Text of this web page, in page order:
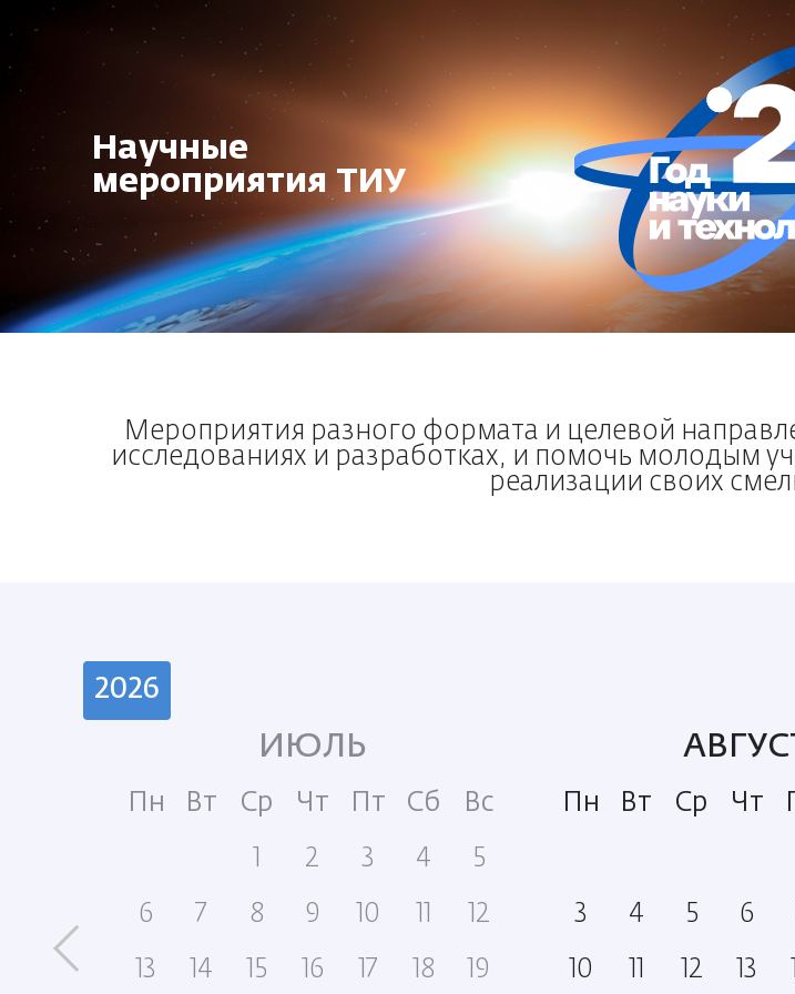
Научные
мероприятия ТИУ
Мероприятия разного формата и целевой
исследованиях и разработках, и помочь молодым
реализации своих
ИЮЛЬ
Пн Вт Ср Чт Пт Сб Вс
2 3 4 5
6 7 8 9 10 12
13 14 15 16 17 18 19
Пн Вт Ср Чт
3 4 5 6
10 12 13